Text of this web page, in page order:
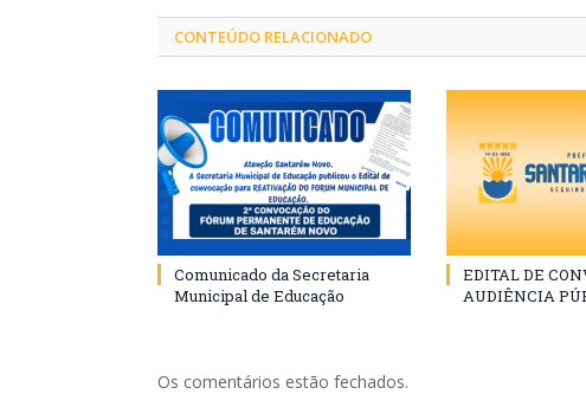
CONTEÚDO RELACIONADO
Comunicado da Secretaria
Municipal de Educação
EDITAL DE
AUDIÊNCIA
Os comentários estão fechados.